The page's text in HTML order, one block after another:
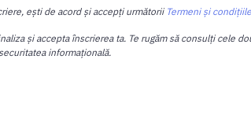
ești de acord și accepți următorii Termeni și
și accepta înscrierea ta. Te rugăm să consulți
informațională.